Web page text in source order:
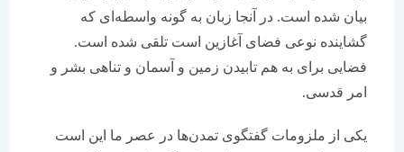
بیان شده است. در آنجا زبان به گونه واسطه‌ای که
گشاینده نوعی فضای آغازین است تلقی شده ‌است.
فضایی برای به هم تابیدن زمین و آسمان و تناهی بشر و
امر قدسی.
یکی از ملزومات گفتگوی تمدن‌ها در عصر ما این است